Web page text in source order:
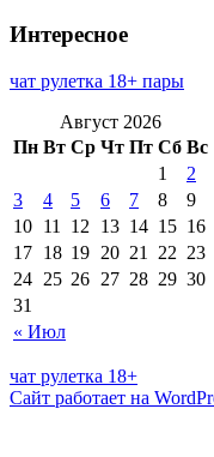
Интересное
чат рулетка 18+ пары
Август 2026
Пн Вт Ср Чт Пт Сб Вс
« Июл
1
2
3
4 5 6 7 8
9
10 11 12 13 14 15 16
17 18 19 20 21 22 23
24 25 26 27 28 29 30
31
чат рулетка 18+
Сайт работает на